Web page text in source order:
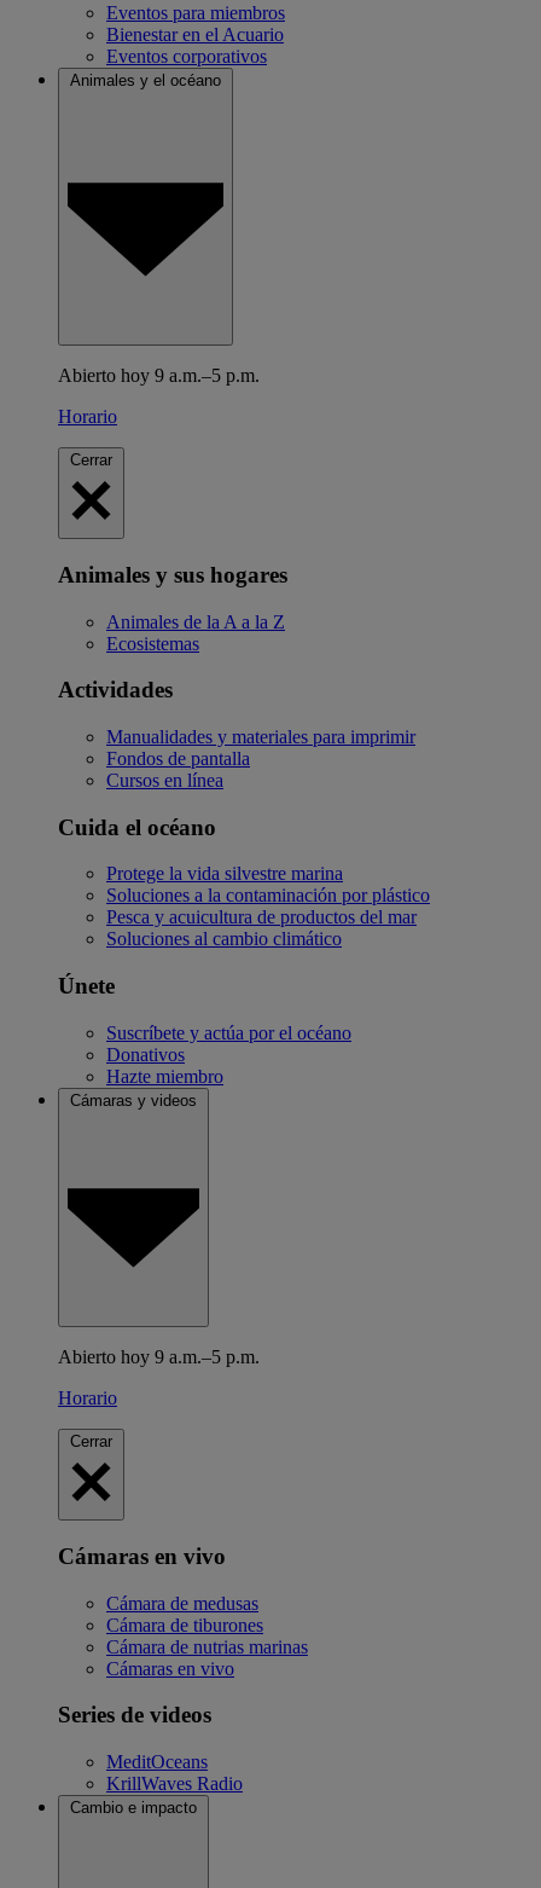
Eventos para miembros
Bienestar en el Acuario
Eventos corporativos
Animales y el océano
Abierto hoy 9 a.m.–5 p.m.
Horario
Cerrar
Animales y sus hogares
Animales de la A a la Z
Ecosistemas
Actividades
Manualidades y materiales para imprimir
Fondos de pantalla
Cursos en línea
Cuida el océano
Protege la vida silvestre marina
Soluciones a la contaminación por plástico
Pesca y acuicultura de productos del mar
Soluciones al cambio climático
Únete
Suscríbete y actúa por el océano
Donativos
Hazte miembro
Cámaras y videos
Abierto hoy 9 a.m.–5 p.m.
Horario
Cerrar
Cámaras en vivo
Cámara de medusas
Cámara de tiburones
Cámara de nutrias marinas
Cámaras en vivo
Series de videos
MeditOceans
KrillWaves Radio
Cambio e impacto